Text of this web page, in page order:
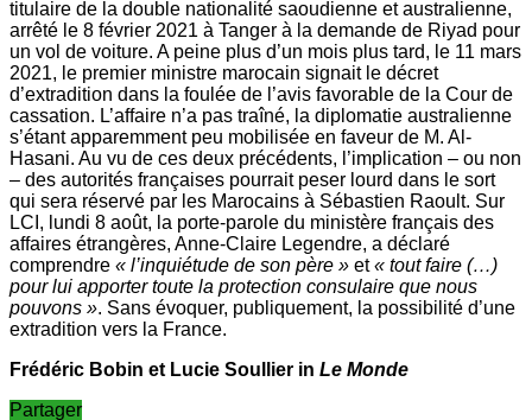
titulaire de la double nationalité saoudienne et australienne,
arrêté le 8 février 2021 à Tanger à la demande de Riyad pour
un vol de voiture. A peine plus d’un mois plus tard, le 11 mars
2021, le premier ministre marocain signait le décret
d’extradition dans la foulée de l’avis favorable de la Cour de
cassation. L’affaire n’a pas traîné, la diplomatie australienne
s’étant apparemment peu mobilisée en faveur de M. Al­-
Hasani. Au vu de ces deux précédents, l’implication – ou non
– des autorités françaises pourrait peser lourd dans le sort
qui sera réservé par les Marocains à Sébastien Raoult. Sur
LCI, lundi 8 août, la porte­-parole du ministère français des
affaires étrangères, Anne-­Claire Legendre, a déclaré
comprendre « l’inquiétude de son père » et« tout faire (…)
pour lui apporter toute la protection consulaire que nous
pouvons ». Sans évoquer, publiquement, la possibilité d’une
extradition vers la France.
Frédéric Bobin et Lucie Soullier in Le Monde
Partager